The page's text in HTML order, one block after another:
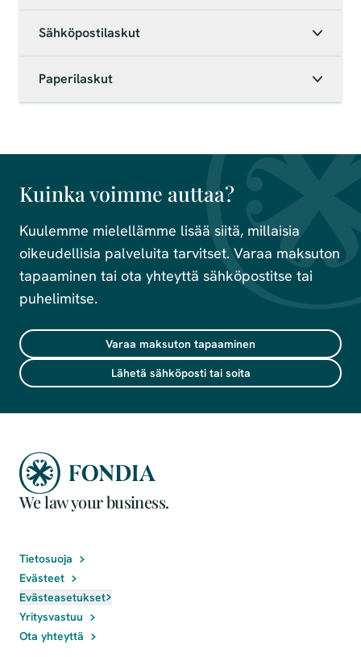
Sähköpostilaskut
Paperilaskut
Kuinka voimme auttaa?
Kuulemme mielellämme lisää siitä, millaisia
oikeudellisia palveluita tarvitset. Varaa maksuton
tapaaminen tai ota yhteyttä sähköpostitse tai
puhelimitse.
Varaa maksuton tapaaminen
Lähetä sähköposti tai soita
We law your business.
Tietosuoja
Evästeet
Evästeasetukset
Yritysvastuu
Ota yhteyttä